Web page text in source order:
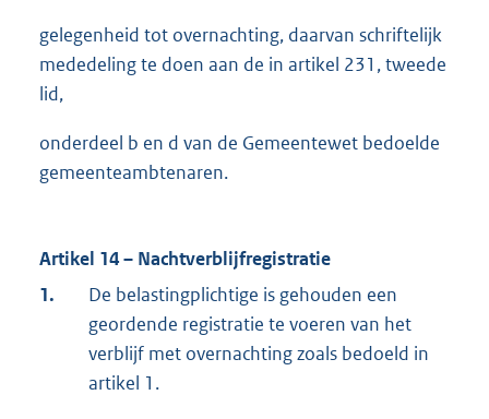
gelegenheid tot overnachting, daarvan schriftelijk
mededeling te doen aan de in artikel 231, tweede
lid,
onderdeel b en d van de Gemeentewet bedoelde
gemeenteambtenaren.
Artikel 14 – Nachtverblijfregistratie
1.
De belastingplichtige is gehouden een
geordende registratie te voeren van het
verblijf met overnachting zoals bedoeld in
artikel 1.